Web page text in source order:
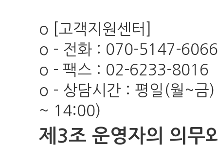
o [고객지원센터]
o - 전화 : 070-5147-
o - 팩스 : 02-6233-8016
o - 상담시간 : 평일(월~
~ 14:00)
제3조 운영자의 의무